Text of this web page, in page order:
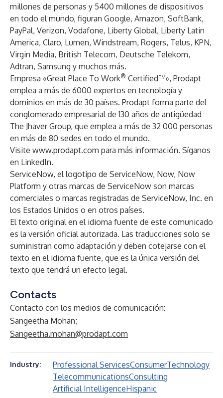
millones de personas y 5400 millones de dispositivos
en todo el mundo, figuran Google, Amazon, SoftBank,
PayPal, Verizon, Vodafone, Liberty Global, Liberty Latin
America, Claro, Lumen, Windstream, Rogers, Telus, KPN,
Virgin Media, British Telecom, Deutsche Telekom,
Adtran, Samsung y muchos más.
Empresa «Great Place To Work® Certified™», Prodapt
emplea a más de 6000 expertos en tecnología y
dominios en más de 30 países. Prodapt forma parte del
conglomerado empresarial de 130 años de antigüedad
The Jhaver Group, que emplea a más de 32 000 personas
en más de 80 sedes en todo el mundo.
Visite www.prodapt.com para más información. Síganos
en LinkedIn.
ServiceNow, el logotipo de ServiceNow, Now, Now
Platform y otras marcas de ServiceNow son marcas
comerciales o marcas registradas de ServiceNow, Inc. en
los Estados Unidos o en otros países.
El texto original en el idioma fuente de este comunicado
es la versión oficial autorizada. Las traducciones solo se
suministran como adaptación y deben cotejarse con el
texto en el idioma fuente, que es la única versión del
texto que tendrá un efecto legal.
Contacts
Contacto con los medios de comunicación:
Sangeetha Mohan;
Sangeetha.mohan@prodapt.com
Industry: Professional ServicesConsumerTechnology
TelecommunicationsConsulting
Artificial IntelligenceHispanic